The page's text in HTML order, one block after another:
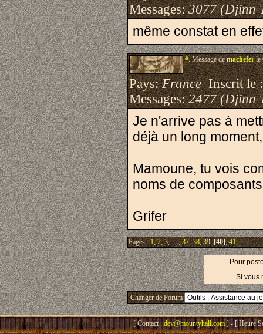
Messages:3077 (Djinn
même constat en
#.Message demacheferle
Pays:FranceInscrit le
Messages:2477 (Djinn
Je n'arrive pas à
déjà un long
Mamoune, tu vois
noms de
Grifer
Pages :1,2,3, ... ,37,38,39,[40],41
Pour
Si vous
Changer de Forum
[ Contact : dev@mountyhall.com ] - [ Heure